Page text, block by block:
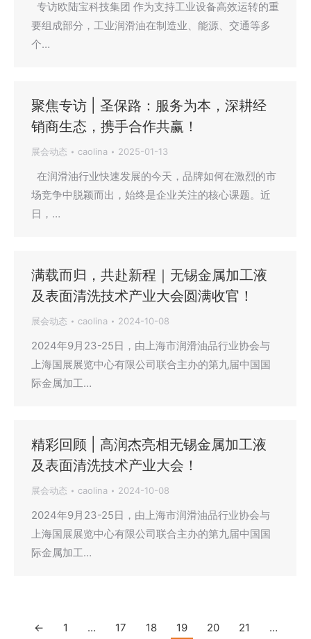
专访欧陆宝科技集团 作为支持工业设备高效运转的重
要组成部分，工业润滑油在制造业、能源、交通等多
个…
聚焦专访 | 圣保路：服务为本，深耕经
销商生态，携手合作共赢！
展会动态 caolina 2025-01-13
在润滑油行业快速发展的今天，品牌如何在激烈的市
场竞争中脱颖而出，始终是企业关注的核心课题。近
日，…
满载而归，共赴新程｜无锡金属加工液
及表面清洗技术产业大会圆满收官！
展会动态 caolina 2024-10-08
2024年9月23-25日，由上海市润滑油品行业协会与
上海国展展览中心有限公司联合主办的第九届中国国
际金属加工…
精彩回顾 | 高润杰亮相无锡金属加工液
及表面清洗技术产业大会！
展会动态 caolina 2024-10-08
2024年9月23-25日，由上海市润滑油品行业协会与
上海国展展览中心有限公司联合主办的第九届中国国
际金属加工…
← 1 … 17 18 19 20 21 …